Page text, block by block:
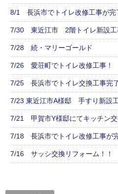
8/1 長浜市でトイレ改修工事が完
7/30 東近江市 2階トイレ新設工
7/28 続・マリーゴールド
7/26 愛荘町でトイレ改修工事！
7/25 長浜市でトイレ交換工事完
7/23 東近江市A様邸 手すり新設
7/21 甲賀市Y様邸にてキッチン交
7/18 長浜市でトイレ改修工事が
7/16 サッシ交換リフォーム！！